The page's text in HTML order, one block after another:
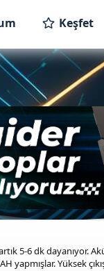
Keşfet
5-6 dk dayanıyor.
yapmışlar. Yüksek